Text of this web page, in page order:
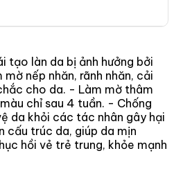
tạo làn da bị ảnh hưởng bởi
nếp nhăn, rãnh nhăn, cải
cho da. - Làm mờ thâm
chỉ sau 4 tuần. - Chống
da khỏi các tác nhân gây hại
cấu trúc da, giúp da mịn
hồi vẻ trẻ trung, khỏe mạnh